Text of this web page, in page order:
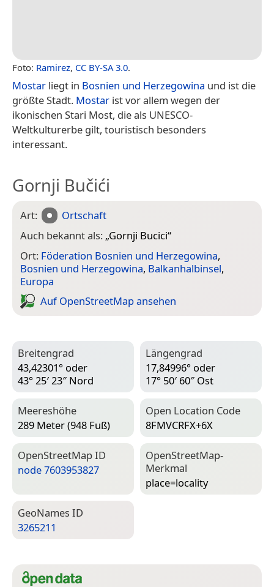
Foto: Ramirez, CC BY-SA 3.0.
Mostar liegt in Bosnien und Herzegowina und ist die
größte Stadt. Mostar ist vor allem wegen der
ikonischen Stari Most, die als UNESCO-
Weltkulturerbe gilt, touristisch besonders
interessant.
Gornji Bučići
Art:
Ortschaft
Auch bekannt als: „Gornji Bucici“
Ort: Föderation Bosnien und Herzegowina,
Bosnien und Herzegowina, Balkanhalbinsel,
Europa
Auf Open­Street­Map ansehen
Breitengrad
43,42301° oder
43° 25′ 23″ Nord
Längengrad
17,84996° oder
17° 50′ 60″ Ost
Meereshöhe
289 Meter (948 Fuß)
Open Location Code
8FMVCRFX+6X
Open­Street­Map ID
node 7603953827
Open­Street­Map-
Merkmal
place=­locality
Geo­Names ID
3265211